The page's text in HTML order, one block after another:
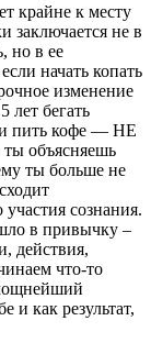
крайне к месту
заключается не в
но в ее
начать копать
изменение
лет бегать
и пить кофе — НЕ
ты объясняешь
ты больше не
сознания.
в привычку –
действия,
что-то
как результат,